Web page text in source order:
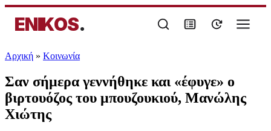
ENIKOS.
Αρχική » Κοινωνία
Σαν σήμερα γεννήθηκε και «έφυγε» ο
βιρτουόζος του μπουζουκιού, Μανώλης
Χιώτης